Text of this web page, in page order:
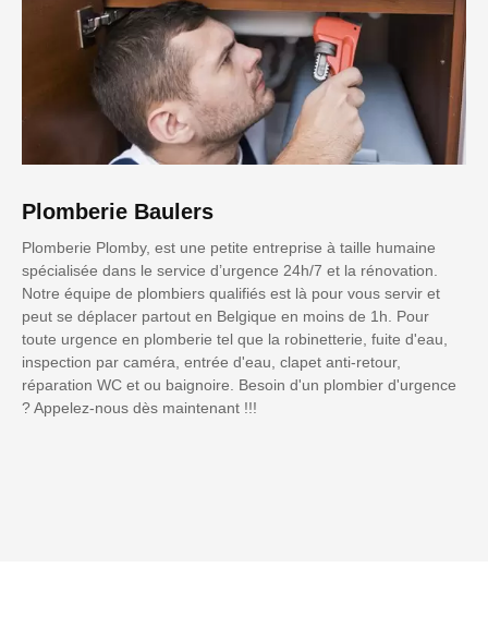
Plomberie Baulers
Plomberie Plomby, est une petite entreprise à taille humaine
spécialisée dans le service d’urgence 24h/7 et la rénovation.
Notre équipe de plombiers qualifiés est là pour vous servir et
peut se déplacer partout en Belgique en moins de 1h. Pour
toute urgence en plomberie tel que la robinetterie, fuite d'eau,
inspection par caméra, entrée d'eau, clapet anti-retour,
réparation WC et ou baignoire. Besoin d'un plombier d'urgence
? Appelez-nous dès maintenant !!!